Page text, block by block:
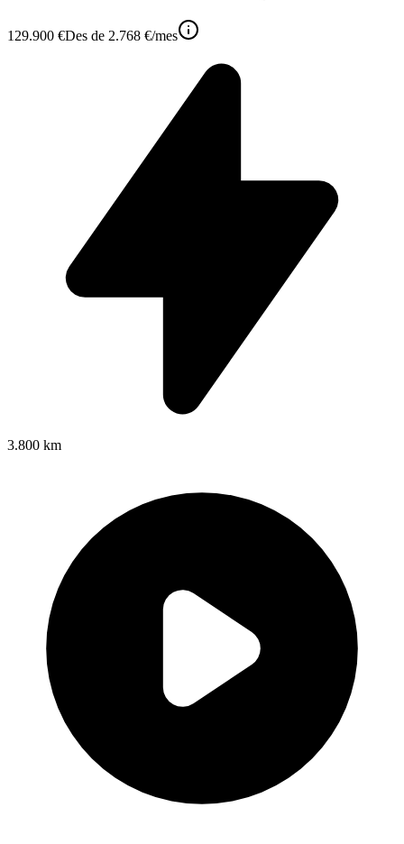
129.900 €Des de 2.768 €/mes
3.800 km